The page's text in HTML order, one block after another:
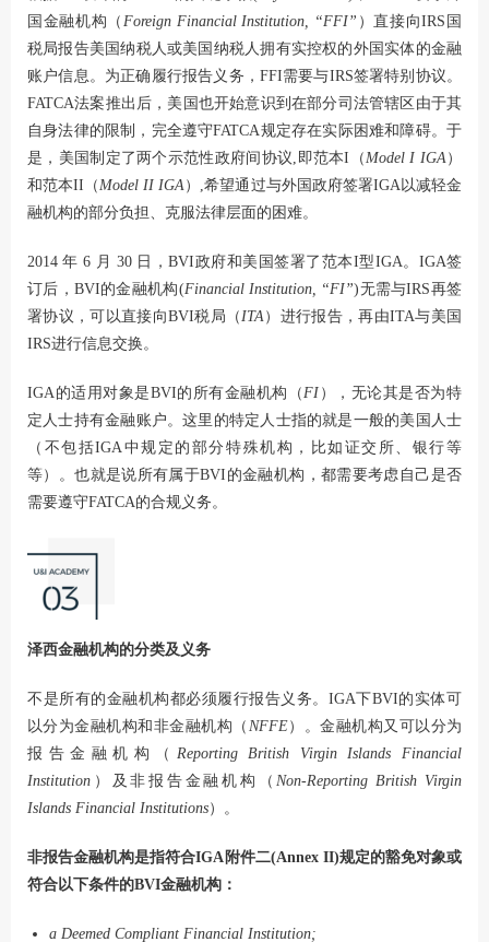
国金融机构（ Foreign Financial Institution, “FFI” ）直接向IRS国
税局报告美国纳税人或美国纳税人拥有实控权的外国实体的金融
账户信息。为正确履行报告义务，FFI需要与IRS签署特别协议。
FATCA法案推出后，美国也开始意识到在部分司法管辖区由于其
自身法律的限制，完全遵守FATCA规定存在实际困难和障碍。于
是，美国制定了两个示范性政府间协议,即范本I（ Model I IGA ）
和范本II（ Model II IGA ）,希望通过与外国政府签署IGA以减轻金
融机构的部分负担、克服法律层面的困难。
2014 年 6 月 30 日，BVI政府和美国签署了范本I型IGA。IGA签
订后，BVI的金融机构(Financial Institution, “FI”)无需与IRS再签
署协议，可以直接向BVI税局（ ITA ）进行报告，再由ITA与美国
IRS进行信息交换。
IGA的适用对象是BVI的所有金融机构（ FI ），无论其是否为特
定人士持有金融账户。这里的特定人士指的就是一般的美国人士
（不包括IGA中规定的部分特殊机构，比如证交所、银行等
等）。也就是说所有属于BVI的金融机构，都需要考虑自己是否
需要遵守FATCA的合规义务。
泽西金融机构的分类及义务
不是所有的金融机构都必须履行报告义务。IGA下BVI的实体可
以分为金融机构和非金融机构（ NFFE）。金融机构又可以分为
报告金融机构（ Reporting British Virgin Islands Financial
Institution ）及非报告金融机构（ Non-Reporting British Virgin
Islands Financial Institutions）。
非报告金融机构是指符合IGA附件二(Annex II)规定的豁免对象或
符合以下条件的BVI金融机构：
a Deemed Compliant Financial Institution;